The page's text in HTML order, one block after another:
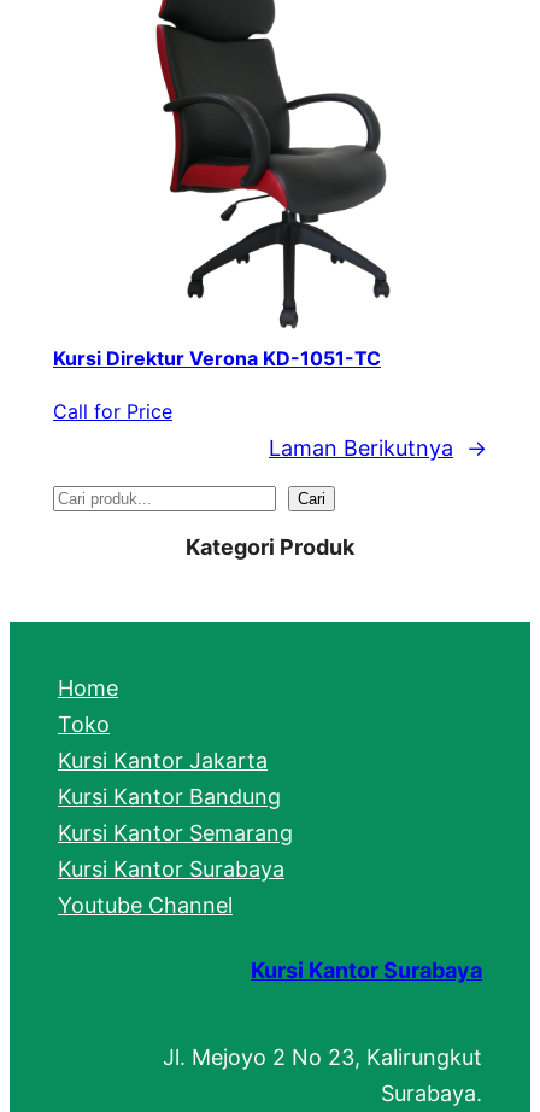
Kursi Direktur Verona KD-1051-TC
Call for Price
Laman Berikutnya →
S
r
h
Cari
Kategori Produk
Home
Toko
Kursi Kantor Jakarta
Kursi Kantor Bandung
Kursi Kantor Semarang
Kursi Kantor Surabaya
Youtube Channel
Kursi Kantor Surabaya
Jl. Mejoyo 2 No 23, Kalirungkut
Surabaya.